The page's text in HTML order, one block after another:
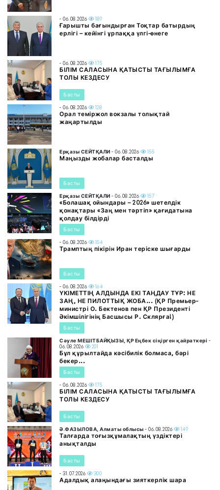
- 06.08.2026 189
Ғарышты бағындырған Тоқтар батырдың
ерлігі – кейінгі ұрпаққа үлгі-өнеге
- 06.08.2026 175
БІЛІМ САЛАСЫНА ҚАТЫСТЫ ТАҒЫЛЫМҒА
ТОЛЫ КЕЗДЕСУ
Басты
- 06.08.2026 128
Орал теміржол вокзалы толықтай
жаңартылды
Ерқазы СЕЙТҚАЛИ - 06.08.2026 155
Маңызды жобалар басталды
Басты
Ерқазы СЕЙТҚАЛИ - 06.08.2026 157
«Болашақ ойындары – 2026» шетелдік
қонақтары «Заң мен тәртіп» қағидатына
қолдау білдірді
Басты
- 06.08.2026 154
Трамптың пікірін Иран теріске шығарды
Басты
- 06.08.2026 164
ҮКІМЕТТІҢ АЛДЫНДА ЕКІ ТАҢДАУ ТҰР: НЕ
ЗАҢ, НЕ ПИЛОТТЫҚ ЖОБА... (ҚР Премьер-
министрі О. Бектенов пен ҚР Президенті
Әкімшілігінің Басшысы Р. Склярға!)
Басты
Сәуле МЕШІТБАЙҚЫЗЫ, ҚР Еңбек сіңірген қайраткері -
06.08.2026
201
Бұл құрылтайда кәсібилік болмаса, бәрі
бекер...
Басты
- 06.08.2026 175
БІЛІМ САЛАСЫНА ҚАТЫСТЫ ТАҒЫЛЫМҒА
ТОЛЫ КЕЗДЕСУ
Басты
Ә.ФАЗЫЛОВА, Алматы облысы - 06.08.2026 149
Талғарда тоғызқұмалақтың үздіктері
анықталды
Басты
- 31.07.2026 300
Адалдық алаңындағы зияткерлік шара